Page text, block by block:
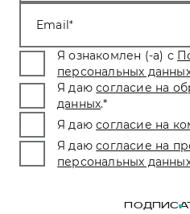
Email
Я ознакомлен (-а) с
персональных
Я даю согласие на
данных.*
Я даю согласие на
Я даю согласие на
персональных